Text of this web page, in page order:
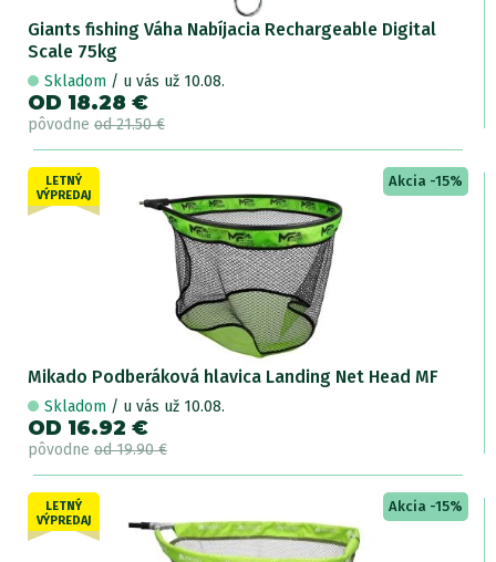
Giants fishing Váha Nabíjacia Rechargeable Digital
Scale 75kg
Skladom / u vás už 10.08.
OD 18.28 €
pôvodne od 21.50 €
LETNÝ
VÝPREDAJ
Akcia -15%
Mikado Podberáková hlavica Landing Net Head MF
Skladom / u vás už 10.08.
OD 16.92 €
pôvodne od 19.90 €
LETNÝ
VÝPREDAJ
Akcia -15%